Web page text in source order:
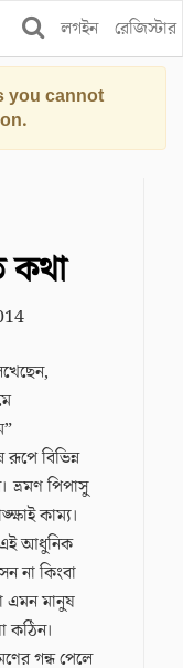
লগইন রেজিস্টার
you cannot
কথা
রূপে বিভিন্ন
ভ্রমণ পিপাসু
কাম্য।
আধুনিক
না কিংবা
এমন মানুষ
কঠিন।
গন্ধ পেলে